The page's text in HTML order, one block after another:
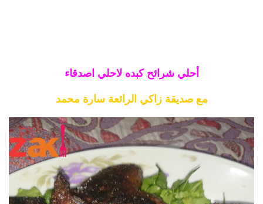
أحلي شرائح كبده لاحلي اصدقاء
مع صديقة زاكي الرائعة سارة محمد